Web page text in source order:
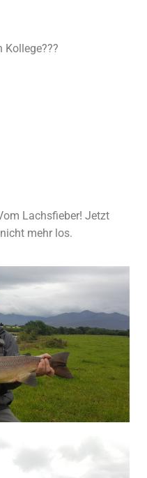
Kollege???
Lachsfieber! Jetzt
mehr los.